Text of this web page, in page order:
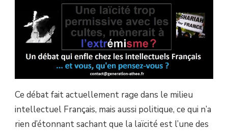
À
L’EXTRÉMISME
?
Ce débat fait actuellement rage dans le milieu
intellectuel Français, mais aussi politique, ce qui n’a
rien d’étonnant sachant que la laïcité est l’une des